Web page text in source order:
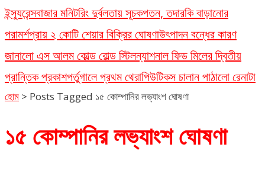
ইন্স্যুরেন্সবাজার মনিটরিং দুর্বলতায় সূচকপতন, তদারকি বাড়ানোর
পরামর্শপ্রায় ২ কোটি শেয়ার বিক্রির ঘোষণাউৎপাদন বন্ধের কারণ
জানালো এস আলম কোল্ড রোল্ড স্টিলন্যাশনাল ফিড মিলের দ্বিতীয়
প্রান্তিক প্রকাশপর্তুগালে প্রথম থেরাপিউটিকস চালান পাঠালো রেনাটা
হোম > Posts Tagged ১৫ কোম্পানির লভ্যাংশ ঘোষণা
১৫ কোম্পানির লভ্যাংশ ঘোষণা